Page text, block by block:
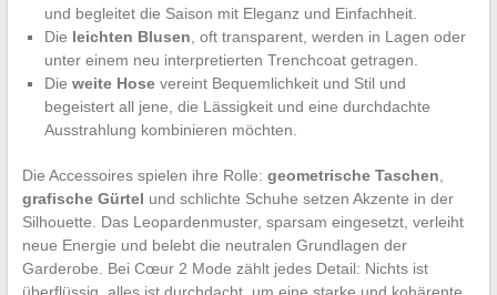
und begleitet die Saison mit Eleganz und Einfachheit.
Die leichten Blusen , oft transparent, werden in Lagen oder
unter einem neu interpretierten Trenchcoat getragen.
Die weite Hosevereint Bequemlichkeit und Stil und
begeistert all jene, die Lässigkeit und eine durchdachte
Ausstrahlung kombinieren möchten.
Die Accessoires spielen ihre Rolle: geometrische Taschen
grafische Gürtel und schlichte Schuhe setzen Akzente in der
Silhouette. Das Leopardenmuster, sparsam eingesetzt, verleiht
neue Energie und belebt die neutralen Grundlagen der
Garderobe. Bei Cœur 2 Mode zählt jedes Detail: Nichts ist